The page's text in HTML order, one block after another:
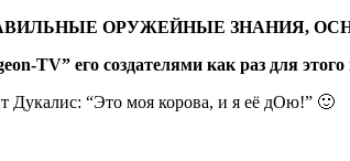
ОРУЖЕЙНЫЕ ЗНАНИЯ,
TV” его создателями как раз для
Дукалис: “Это моя корова, и я её дОю!” 🙂